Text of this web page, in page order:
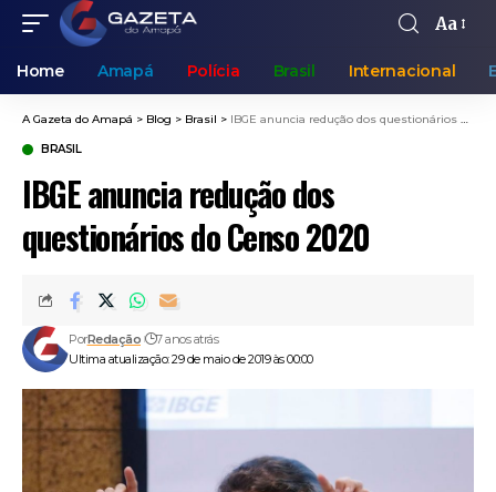
Aa
Home Amapá Polícia Brasil Internacional
A Gazeta do Amapá > Blog > Brasil > IBGE anuncia redução dos questionários do Censo 2020
BRASIL
IBGE anuncia redução dos
questionários do Censo 2020
Ultima atualização: 29 de maio de 2019 às 00:00
PorRedação 7 anos atrás